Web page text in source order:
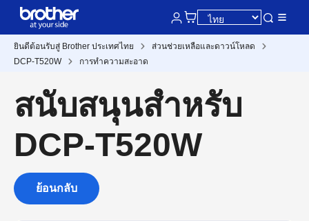
ยินดีต้อนรับสู่ Brother ประเทศไทย
ส่วนช่วยเหลือและดาวน์โหลด
DCP-T520W
การทำความสะอาด
สนับสนุนสำหรับ
DCP-T520W
ย้อนกลับ